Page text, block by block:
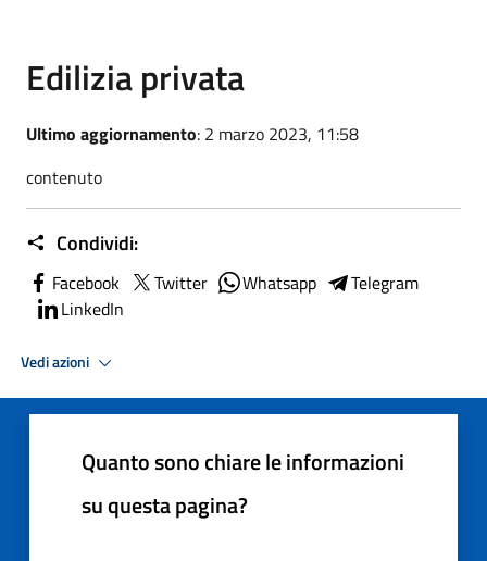
Edilizia privata
Ultimo aggiornamento: 2 marzo 2023, 11:58
contenuto
Condividi:
Facebook Twitter Whatsapp
Telegram
LinkedIn
Vedi azioni
Quanto sono chiare le informazioni
su questa pagina?